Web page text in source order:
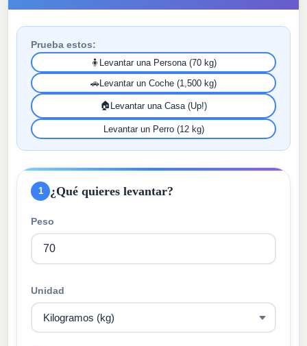
Prueba estos:
🧍
Levantar una Persona (70 kg)
🚗 Levantar un Coche (1,500 kg)
🏠 Levantar una Casa (Up!)
Levantar un Perro (12 kg)
1 ¿Qué quieres levantar?
Peso
Unidad